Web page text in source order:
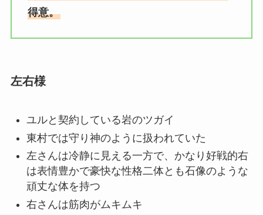
得意。
左右様
ユルと契約している岩のツガイ
東村では守り神のように扱われていた
左さんは冷静に見える一方で、かなり好戦的右
は表情豊かで豪快な性格二体とも石像のような
頑丈な体を持つ
右さんは筋肉がムキムキ